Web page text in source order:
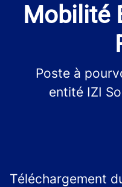
Mobilité
Poste à
entité IZI
Téléchargement